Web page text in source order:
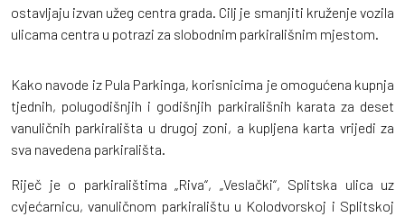
ostavljaju izvan užeg centra grada. Cilj je smanjiti kruženje vozila
ulicama centra u potrazi za slobodnim parkirališnim mjestom.
Kako navode iz Pula Parkinga, korisnicima je omogućena kupnja
tjednih, polugodišnjih i godišnjih parkirališnih karata za deset
vanuličnih parkirališta u drugoj zoni, a kupljena karta vrijedi za
sva navedena parkirališta.
Riječ je o parkiralištima „Riva“, „Veslački“, Splitska ulica uz
cvjećarnicu, vanuličnom parkiralištu u Kolodvorskoj i Splitskoj